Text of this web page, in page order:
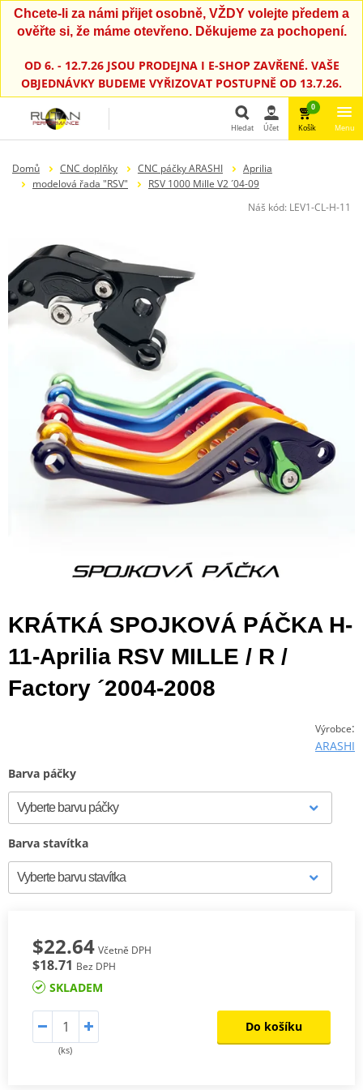
Chcete-li za námi přijet osobně, VŽDY volejte předem a
ověřte si, že máme otevřeno. Děkujeme za pochopení.
OD 6. - 12.7.26 JSOU PRODEJNA I E-SHOP ZAVŘENÉ. VAŠE
OBJEDNÁVKY BUDEME VYŘIZOVAT POSTUPNĚ OD 13.7.26.
Hledat Účet
0
Košík Menu
Domů CNC doplňky CNC páčky ARASHI
Aprilia
modelová řada "RSV"
RSV 1000 Mille V2 ´04-09
Náš kód: LEV1-CL-H-11
KRÁTKÁ SPOJKOVÁ PÁČKA H-
11-Aprilia RSV MILLE / R /
Factory ´2004-2008
Výrobce:
ARASHI
Barva páčky
Barva stavítka
$22.64 Včetně DPH
$18.71 Bez DPH
SKLADEM
(ks)
Do košíku